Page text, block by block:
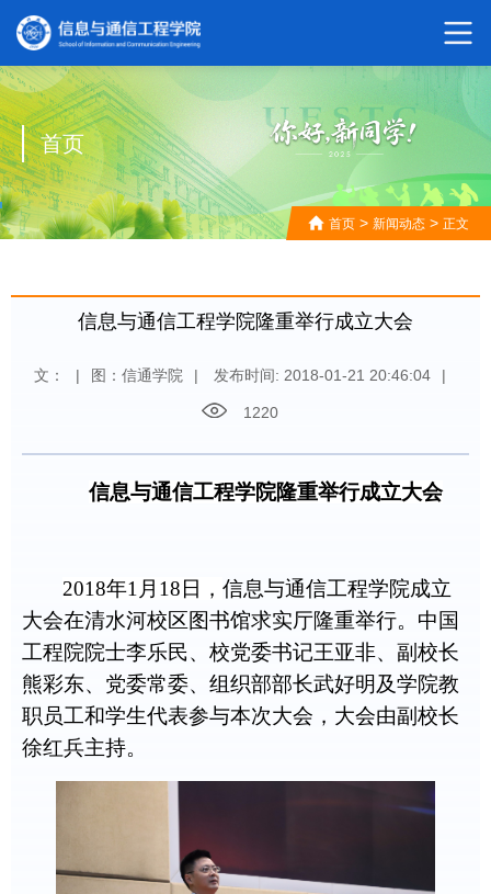
首页
首页 > 新闻动态 > 正文
信息与通信工程学院隆重举行成立大会
文： | 图：信通学院 | 发布时间: 2018-01-21 20:46:04 |
1220
信息与通信工程学院隆重举行成立大会
2018年1月18日， 信息与通信工程学院成立
大会在清水河校区图书馆求实厅隆重举行。中国
工程院院士李乐民、校党委书记王亚非、副校长
熊彩东、党委常委、组织部部长武好明及学院教
职员工和学生代表参与本次大会，大会由副校长
徐红兵主持。